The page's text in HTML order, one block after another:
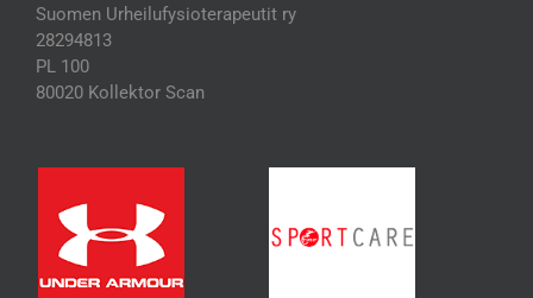
Suomen Urheilufysioterapeutit ry
28294813
PL 100
80020 Kollektor Scan